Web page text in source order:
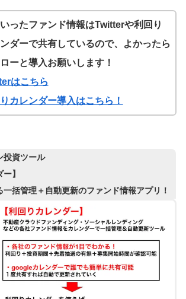
ったファンド情報はTwitterや利回り
ダーで共有しているので、よかったら
ーと導入お願いします！
はこちら
カレンダー導入はこちら！
投資ツール
】
括管理＋自動更新のファンド情報アプリ！